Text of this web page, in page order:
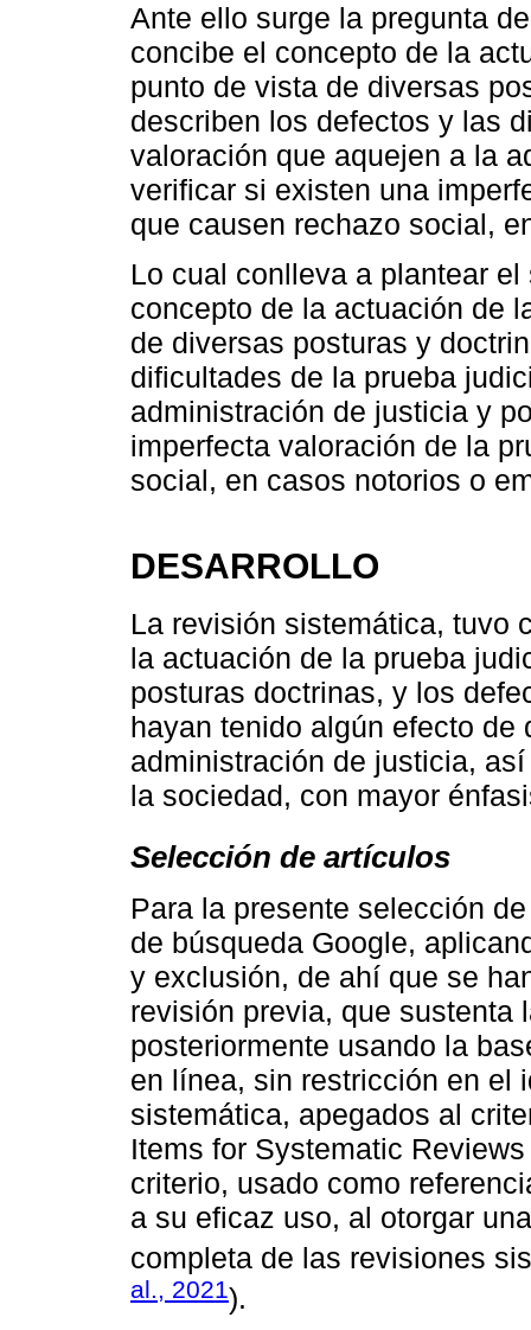
Ante ello surge la pregunta
concibe el concepto de la
punto de vista de diversas
describen los defectos y las
valoración que aquejen a la
verificar si existen una
que causen rechazo social,
Lo cual conlleva a plantear
concepto de la actuación de
de diversas posturas y
dificultades de la prueba
administración de justicia y
imperfecta valoración de la
social, en casos notorios o
DESARROLLO
La revisión sistemática, tuvo
la actuación de la prueba
posturas doctrinas, y los
hayan tenido algún efecto
administración de justicia,
la sociedad, con mayor
Selección de artículos
Para la presente selección
de búsqueda Google,
y exclusión, de ahí que se
revisión previa, que sustenta
posteriormente usando la
en línea, sin restricción en el
sistemática, apegados al
Items for Systematic
criterio, usado como
a su eficaz uso, al otorgar
completa de las revisiones
al., 2021).